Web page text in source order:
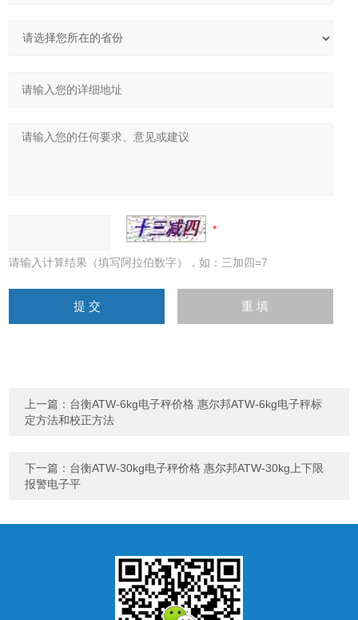
请输入计算结果（填写阿拉伯数字），如：三加四=7
上一篇： 台衡ATW-6kg电子秤价格 惠尔邦ATW-6kg电子秤标
定方法和校正方法
下一篇： 台衡ATW-30kg电子秤价格 惠尔邦ATW-30kg上下限
报警电子平